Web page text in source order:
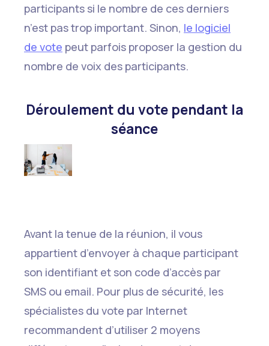
participants si le nombre de ces derniers
n’est pas trop important. Sinon, le logiciel
de vote peut parfois proposer la gestion du
nombre de voix des participants.
Déroulement du vote pendant la
séance
Avant la tenue de la réunion, il vous
appartient d’envoyer à chaque participant
son identifiant et son code d’accès par
SMS ou email. Pour plus de sécurité, les
spécialistes du vote par Internet
recommandent d’utiliser 2 moyens